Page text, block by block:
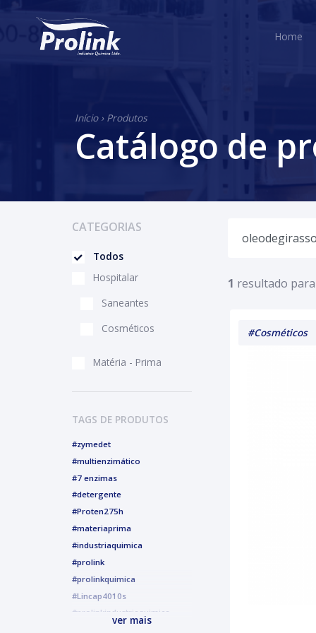
Home
Início› Produtos
Catálogo de
CATEGORIAS
Todos
Hospitalar
Saneantes
Cosméticos
Matéria - Prima
TAGS DE PRODUTOS
#zymedet
#multienzimático
#7 enzimas
#detergente
#Proten275h
#materiaprima
#industriaquimica
#prolink
#prolinkquimica
#Lincap4010s
#prolinkindustriaquimica
ver mais
1 resultado
#Cosméticos